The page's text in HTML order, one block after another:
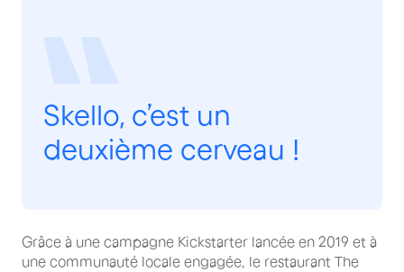
Skello, c’est un
deuxième cerveau !
Grâce à une campagne Kickstarter lancée en 2019 et à
une communauté locale engagée, le restaurant The